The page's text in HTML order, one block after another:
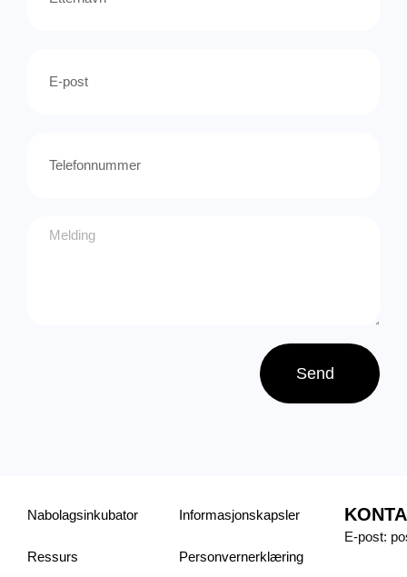
Send
Nabolagsinkubator
Ressurs
Informasjonskapsler
Personvern­erklæring
E-post: